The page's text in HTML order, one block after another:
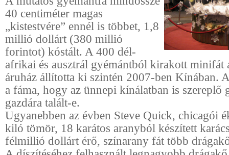
40 centiméter magas
„kistestvére” ennél is többet, 1,8
millió dollárt (380 millió
forintot) kóstált. A 400 dél-
afrikai és ausztrál gyémántból kirakott minifát
áruház állította ki szintén 2007-ben Kínában.
a fáma, hogy az ünnepi kínálatban is szereplő
gazdára talált-e.
Ugyanebben az évben Steve Quick, chicagói
kiló tömör, 18 karátos aranyból készített
félmillió dollárt érő, színarany fát több